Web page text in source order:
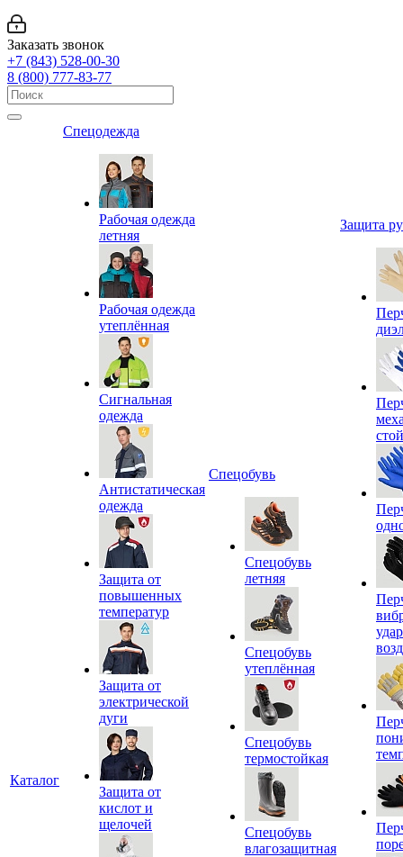
Заказать звонок
+7 (843) 528-00-30
8 (800) 777-83-77
Каталог
Спецодежда
Рабочая одежда
летняя
Рабочая одежда
утеплённая
Сигнальная
одежда
Антистатическая
одежда
Защита от
повышенных
температур
Защита от
электрической
дуги
Защита от
кислот и
щелочей
Спецобувь
Спецобувь
летняя
Спецобувь
утеплённая
Спецобувь
термостойкая
Спецобувь
влагозащитная
Защита